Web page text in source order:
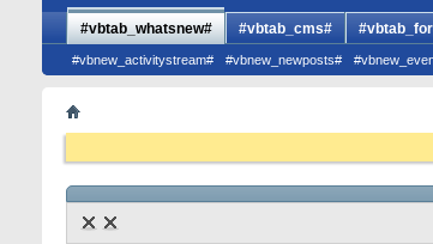
#vbtab_whatsnew#
#vbnew_activitystream# #vbnew_newposts#
#vbtab_cms#